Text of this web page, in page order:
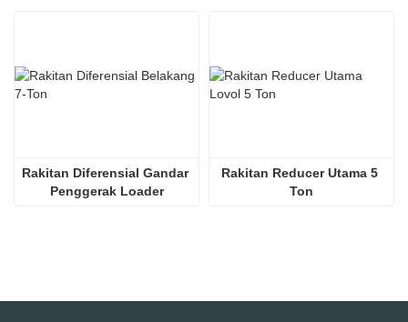
Rakitan Diferensial Gandar
Penggerak Loader
Rakitan Reducer Utama 5
Ton